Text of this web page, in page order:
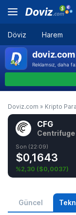
Döviz Harem
Doviz.com » Kripto
CFG
Centrifuge
Son (22:09)
$0,1643
%2,30 ($0,0037)
Güncel